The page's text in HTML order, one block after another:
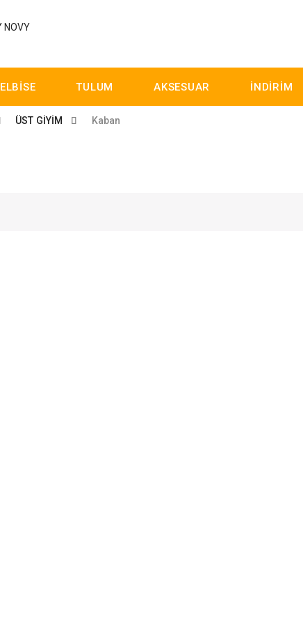
ELBİSE TULUM AKSESUAR İNDİRİM
ÜST GİYİM Kaban